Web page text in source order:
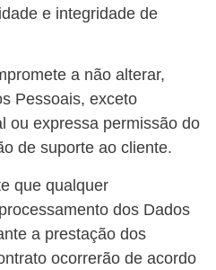
e integridade de
a não alterar,
Pessoais, exceto
ou expressa permissão do
de suporte ao cliente.
que qualquer
dos Dados
a prestação dos
ocorrerão de acordo